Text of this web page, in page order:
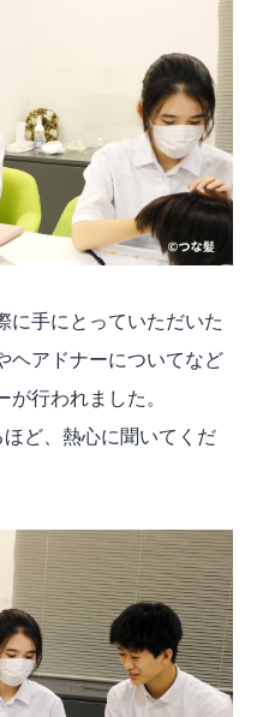
に手にとっていただいた
ヘアドナーについてなど
行われました。
ど、熱心に聞いてくだ